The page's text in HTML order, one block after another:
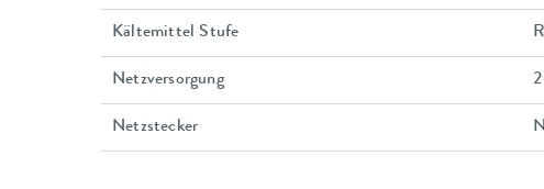
Kältemittel Stufe
Netzversorgung
Netzstecker